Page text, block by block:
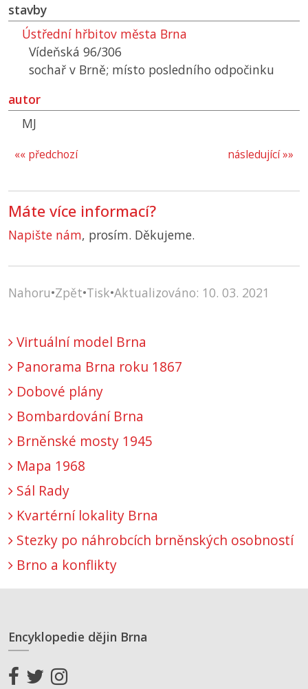
stavby
Ústřední hřbitov města Brna
Vídeňská 96/306
sochař v Brně; místo posledního odpočinku
autor
MJ
následující »»
«« předchozí
Máte více informací?
Napište nám, prosím. Děkujeme.
Nahoru•Zpět•Tisk•Aktualizováno: 10. 03. 2021
Virtuální model Brna
Panorama Brna roku 1867
Dobové plány
Bombardování Brna
Brněnské mosty 1945
Mapa 1968
Sál Rady
Kvartérní lokality Brna
Stezky po náhrobcích brněnských osobností
Brno a konflikty
Encyklopedie dějin Brna